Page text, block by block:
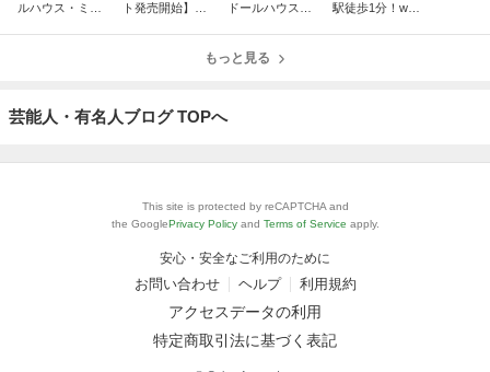
ルハウス・ミニ
ト発売開始】ひ
ドールハウス・
駅徒歩1分！wor
もっと見る
芸能人・有名人ブログ TOPへ
This site is protected by reCAPTCHA and
the GooglePrivacy Policy and Terms of Service apply.
安心・安全なご利用のために
お問い合わせ ヘルプ 利用規約
アクセスデータの利用
特定商取引法に基づく表記